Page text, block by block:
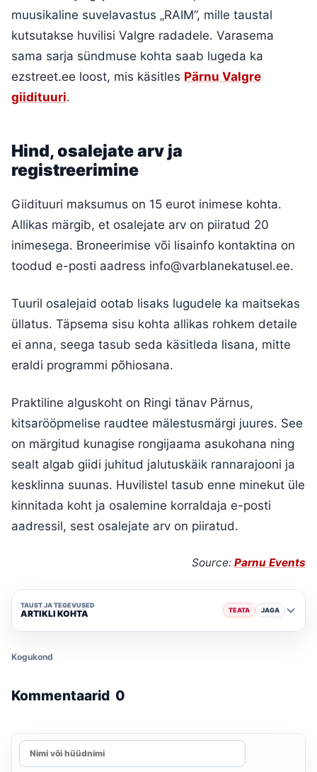
muusikaline suvelavastus „RAIM”, mille taustal
kutsutakse huvilisi Valgre radadele. Varasema
sama sarja sündmuse kohta saab lugeda ka
ezstreet.ee loost, mis käsitles Pärnu Valgre
giidituuri.
Hind, osalejate arv ja
registreerimine
Giidituuri maksumus on 15 eurot inimese kohta.
Allikas märgib, et osalejate arv on piiratud 20
inimesega. Broneerimise või lisainfo kontaktina on
toodud e-posti aadress info@varblanekatusel.ee.
Tuuril osalejaid ootab lisaks lugudele ka maitsekas
üllatus. Täpsema sisu kohta allikas rohkem detaile
ei anna, seega tasub seda käsitleda lisana, mitte
eraldi programmi põhiosana.
Praktiline alguskoht on Ringi tänav Pärnus,
kitsarööpmelise raudtee mälestusmärgi juures. See
on märgitud kunagise rongijaama asukohana ning
sealt algab giidi juhitud jalutuskäik rannarajooni ja
kesklinna suunas. Huvilistel tasub enne minekut üle
kinnitada koht ja osalemine korraldaja e-posti
aadressil, sest osalejate arv on piiratud.
Source: Parnu Events
TAUST JA TEGEVUSED
ARTIKLI KOHTA TEATA JAGA
Kogukond
Kommentaarid 0